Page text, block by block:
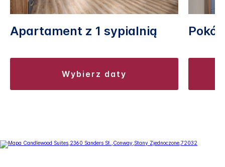
Apartament z 1 sypialnią
wybierz daty